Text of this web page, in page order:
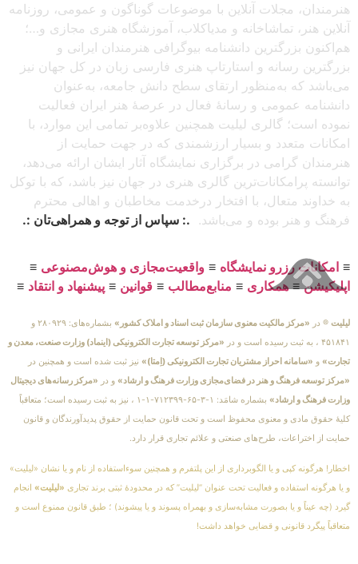
هنرمندان، مجلات آنلاین با موضوعات گوناگون و عمومی، روزنامه
آنلاین هنر، تماشاخانه و مدیاکلاب، آموزشگاه هنری مجازی و…؛
هم‌اکنون بزرگترین دانشنامه بیوگرافی هنرمندان ایرانی و
بزرگترین رسانه و استارتاپ هنری فارسی زبان در کل جهان نیز
می‌باشد که به‌منظور ارتقای سطح دانش جامعه، به‌عنوان
دانشنامه عمومی و رسانهٔ فعال در عرصهٔ هنر ایران فعالیت
نموده است؛ گالری لیلیت همچنین علاوه‌بر تمامی این موارد، با
امکانات متعدد و بسیار ارزشمندی که در جهت حمایت از
هنرمندان گرامی در برگزاری نمایشگاه آثار ایشان ارائه می‌دهد،
توانسته پرامکانات‌ترین گالری هنری در جهان نیز باشد، که با توکل
به خداوند متعال، با افتخار درخدمت مخاطبان و اهالی محترم
فرهنگ و هنر بوده و می‌باشد. .: سپاس از توجه و همراهی‌تان :.
≡ امکانات رزرو نمایشگاه ≡ واقعیت‌مجازی و هوش‌مصنوعی ≡
اپلیکیشن≡همکاری ≡ منابع‌مطالب ≡ قوانین ≡ پیشنهاد و انتقاد ≡
لیلیت ® در «مرکز مالکیت معنوی سازمان ثبت اسناد و املاک کشور»
بشماره‌های: ۲۸۰۹۲۹ و
۴۵۱۸۴۱ ، به ثبت رسیده است و در
«مرکز توسعه تجارت الکترونیکی (اینماد) وزارت صنعت، معدن و
تجارت» و «سامانه احراز مشتریان تجارت الکترونیکی (اِمتا)» نیز ثبت شده است و همچنین در
«مرکز توسعه فرهنگ و هنر در فضای‌مجازی وزارت فرهنگ و ارشاد» و در «مرکز رسانه‌های دیجیتال
وزارت فرهنگ و ارشاد»
بشماره شامَد: ۱-۳-۶۵-۷۱۲۳۹۹-۱-۱ ، نیز به ثبت رسیده است؛ متعاقباً
کلیهٔ حقوق مادی و معنوی محفوظ است و تحت قانون حمایت از حقوق پدیدآورندگان و قانون
حمایت از اختراعات، طرح‌های صنعتی و علائم تجاری قرار دارد.
اخطار! هرگونه کپی و یا الگوبرداری از این پلتفرم و همچنین سوءاستفاده از نام و یا نشان «لیلیت»
و یا هرگونه استفاده و فعالیت تحت عنوان “لیلیت” که در محدودهٔ ثبتی برند تجاری «لیلیت» انجام
گیرد (چه عیناً و یا بصورت مشابه‌سازی و بهمراه پسوند و یا پیشوند) ؛ طبق قانون ممنوع است و
متعاقباً پیگرد قانونی و قضایی خواهد داشت!